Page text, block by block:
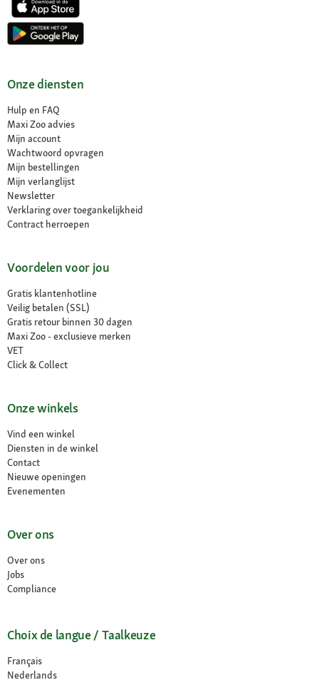
Onze diensten
Hulp en FAQ
Maxi Zoo advies
Mijn account
Wachtwoord opvragen
Mijn bestellingen
Mijn verlanglijst
Newsletter
Verklaring over toegankelijkheid
Contract herroepen
Voordelen voor jou
Gratis klantenhotline
Veilig betalen (SSL)
Gratis retour binnen 30 dagen
Maxi Zoo - exclusieve merken
VET
Click & Collect
Onze winkels
Vind een winkel
Diensten in de winkel
Contact
Nieuwe openingen
Evenementen
Over ons
Over ons
Jobs
Compliance
Choix de langue / Taalkeuze
Français
Nederlands